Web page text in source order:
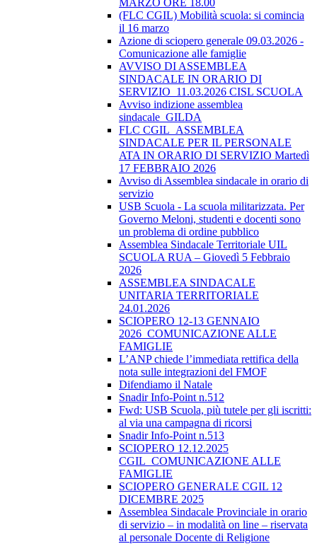
MARZO ORE 18.00
(FLC CGIL) Mobilità scuola: si comincia
il 16 marzo
Azione di sciopero generale 09.03.2026 -
Comunicazione alle famiglie
AVVISO DI ASSEMBLEA
SINDACALE IN ORARIO DI
SERVIZIO_11.03.2026 CISL SCUOLA
Avviso indizione assemblea
sindacale_GILDA
FLC CGIL_ASSEMBLEA
SINDACALE PER IL PERSONALE
ATA IN ORARIO DI SERVIZIO Martedì
17 FEBBRAIO 2026
Avviso di Assemblea sindacale in orario di
servizio
USB Scuola - La scuola militarizzata. Per
Governo Meloni, studenti e docenti sono
un problema di ordine pubblico
Assemblea Sindacale Territoriale UIL
SCUOLA RUA – Giovedì 5 Febbraio
2026
ASSEMBLEA SINDACALE
UNITARIA TERRITORIALE
24.01.2026
SCIOPERO 12-13 GENNAIO
2026_COMUNICAZIONE ALLE
FAMIGLIE
L’ANP chiede l’immediata rettifica della
nota sulle integrazioni del FMOF
Difendiamo il Natale
Snadir Info-Point n.512
Fwd: USB Scuola, più tutele per gli iscritti:
al via una campagna di ricorsi
Snadir Info-Point n.513
SCIOPERO 12.12.2025
CGIL_COMUNICAZIONE ALLE
FAMIGLIE
SCIOPERO GENERALE CGIL 12
DICEMBRE 2025
Assemblea Sindacale Provinciale in orario
di servizio – in modalità on line – riservata
al personale Docente di Religione